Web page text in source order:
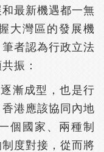
最新機遇都一無
大灣區的發展機
者認為行政立法
振：
漸成型，也是行
港應該協同內地
個國家、兩種制
度對接，從而將